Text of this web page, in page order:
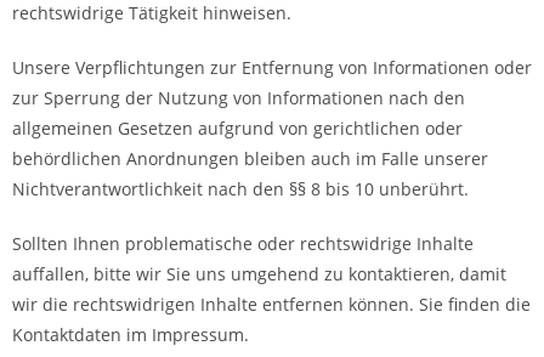
rechtswidrige Tätigkeit hinweisen.
Unsere Verpflichtungen zur Entfernung von Informationen oder
zur Sperrung der Nutzung von Informationen nach den
allgemeinen Gesetzen aufgrund von gerichtlichen oder
behördlichen Anordnungen bleiben auch im Falle unserer
Nichtverantwortlichkeit nach den §§ 8 bis 10 unberührt.
Sollten Ihnen problematische oder rechtswidrige Inhalte
auffallen, bitte wir Sie uns umgehend zu kontaktieren, damit
wir die rechtswidrigen Inhalte entfernen können. Sie finden die
Kontaktdaten im Impressum.